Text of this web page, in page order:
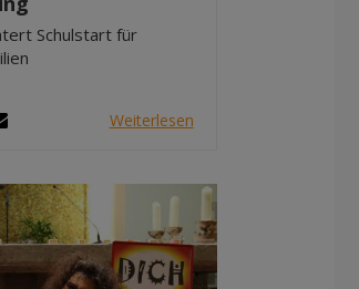
Schulstart für
Weiterlesen